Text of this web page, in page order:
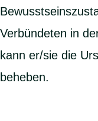
Verbündeten in
kann er/sie die
beheben.